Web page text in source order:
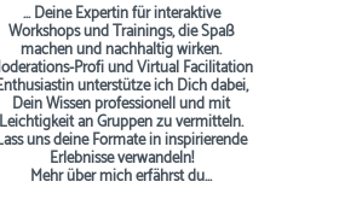
... Deine Expertin für interaktive
Workshops und Trainings, die Spaß
machen und nachhaltig wirken.
Profi und Virtual Facilitation
unterstütze ich Dich dabei,
Dein Wissen professionell und mit
Leichtigkeit an Gruppen zu vermitteln.
uns deine Formate in inspirierende
Erlebnisse verwandeln!
Mehr über mich erfährst du...